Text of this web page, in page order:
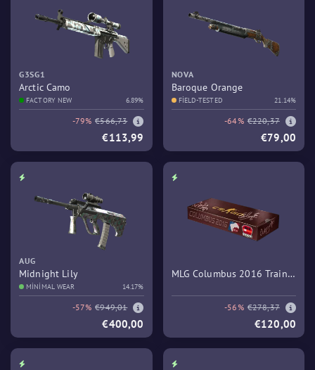
G3SG1
Arctic Camo
FACTORY NEW 6.89%
-79% €566,73
€113,99
NOVA
Baroque Orange
FIELD-TESTED 21.14%
-64% €220,37
€79,00
AUG
Midnight Lily
MINIMAL WEAR 14.17%
-57% €949,01
€400,00
MLG Columbus 2016 Train
-56% €278,37
€120,00